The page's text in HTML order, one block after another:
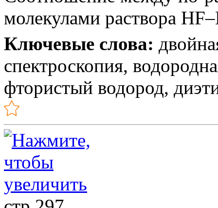
молекулами раствора
Ключевые слова:
спектроскопия,
фтористый водород,